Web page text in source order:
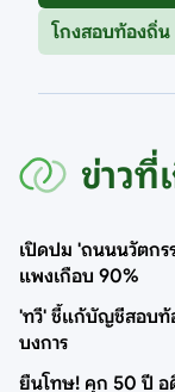
โกงสอบท้องถิ่น
ข่าวที่
เปิดปม 'ถนนนวัตกร
แพงเกือบ 90%
'ทวี' ชี้แก้บัญชีสอบท้
บงการ
ยืนโทษ! คุก 50 ปี อ